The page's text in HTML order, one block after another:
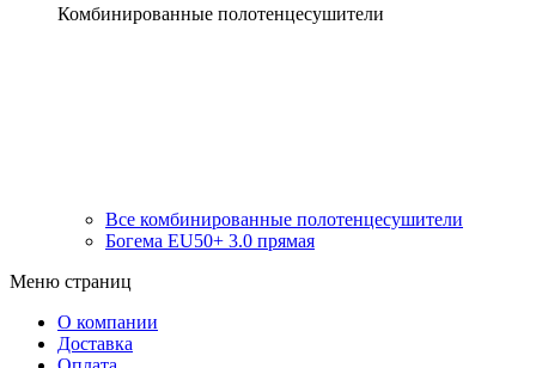
Комбинированные полотенцесушители
Все комбинированные полотенцесушители
Богема EU50+ 3.0 прямая
Меню страниц
О компании
Доставка